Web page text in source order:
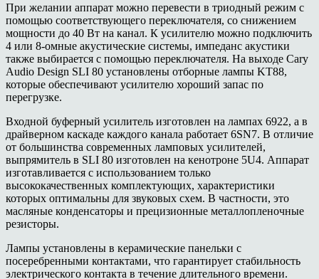
При желании аппарат можно перевести в триодный режим с
помощью соответствующего переключателя, со снижением
мощности до 40 Вт на канал. К усилителю можно подключить
4 или 8-омные акустические системы, импеданс акустики
также выбирается с помощью переключателя. На выходе Cary
Audio Design SLI 80 установлены отборные лампы KT88,
которые обеспечивают усилителю хороший запас по
перегрузке.
Входной буферный усилитель изготовлен на лампах 6922, а в
драйверном каскаде каждого канала работает 6SN7. В отличие
от большинства современных ламповых усилителей,
выпрямитель в SLI 80 изготовлен на кенотроне 5U4. Аппарат
изготавливается с использованием только
высококачественных комплектующих, характеристики
которых оптимальны для звуковых схем. В частности, это
масляные конденсаторы и прецизионные металлопленочные
резисторы.
Лампы установлены в керамические панельки с
посеребренными контактами, что гарантирует стабильность
электрического контакта в течение длительного времени.